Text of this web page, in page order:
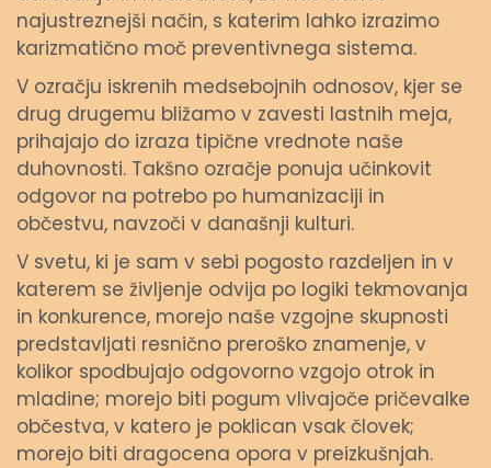
najustreznejši način, s katerim lahko izrazimo
karizmatično moč preventivnega sistema.
V ozračju iskrenih medsebojnih odnosov, kjer se
drug drugemu bližamo v zavesti lastnih meja,
prihajajo do izraza tipične vrednote naše
duhovnosti. Takšno ozračje ponuja učinkovit
odgovor na potrebo po humanizaciji in
občestvu, navzoči v današnji kulturi.
V svetu, ki je sam v sebi pogosto razdeljen in v
katerem se življenje odvija po logiki tekmovanja
in konkurence, morejo naše vzgojne skupnosti
predstavljati resnično preroško znamenje, v
kolikor spodbujajo odgovorno vzgojo otrok in
mladine; morejo biti pogum vlivajoče pričevalke
občestva, v katero je poklican vsak človek;
morejo biti dragocena opora v preizkušnjah.